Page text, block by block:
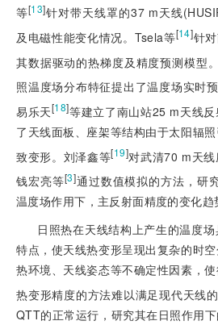
等[13]针对带天线罩的37 m天线
及电磁性能变化情况。Tsela等[14]针
其数据驱动的热梯度及精度预测模型
照温度场分布特征提出了温度场实时
易乐天[18]等建立了南山站25 m天线
了天线面板、座架等结构由于太阳辐
致变形。刘泽鑫等[19]对武清70 m天线
钱宏亮等[3]通过数值模拟的方法，研
温度场作用下，主反射面精度的变化趋
日照热在天线结构上产生的温度
特点，使天线热变形呈现出复杂的时空
热环境、天线姿态等不确定性因素，
热变形精度的方法难以满足现代天线
QTT的正常运行，研究其在日照作用